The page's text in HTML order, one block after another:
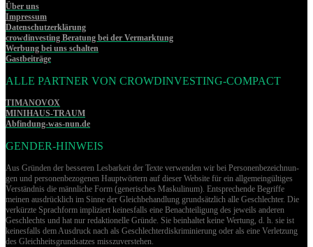
Über uns
Impressum
Datenschutzerklärung
crowdinvesting Beratung bei der Vermarktung
Werbung bei uns schalten
Gastbeiträge
ALLE PARTNER VON CROWDINVESTING-COMPACT
TIMANOVOX
MINIHAUS-TRAUM
Abfindung-was-nun.de
GENDER-HINWEIS
Aus Gründen der besseren Lesbarkeit der Texte verwenden wir bei Per­so­nen­be­zeich­nun­
gen und per­so­nen­be­zo­ge­nen Hauptwörtern auf dieser Website für ein allgemeingültiges
Verständnis die männliche Form (generisches Maskulinum). Entsprechende Begriffe
meinen ausdrücklich im Sinne der Gleichbehandlung grund­sätz­lich alle Geschlechter. Die
verkürzte Sprachform impliziert keinesfalls eine Benachteiligung des jeweils anderen
Geschlechts und hat nur redaktionelle Gründe. Sie beinhaltet keine Wertung, d. h. sie ist
keinesfalls dem Ausdruck nach als Geschlechterdiskriminierung oder als eine Verletzung
des Gleich­heits­grund­sat­zes misszuverstehen.